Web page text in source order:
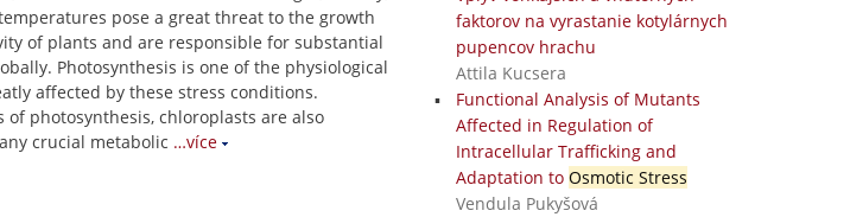
pose a great threat to the growth
of plants and are responsible for substantial
Photosynthesis is one of the physiological
affected by these stress conditions.
of photosynthesis, chloroplasts are also
crucial metabolic …více
faktorov na vyrastanie kotylárnych
pupencov hrachu
Attila Kucsera
Functional Analysis of Mutants
Affected in Regulation of
Intracellular Trafficking and
Adaptation to Osmotic Stress
Vendula Pukyšová